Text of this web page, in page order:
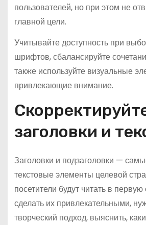
пользователей, но при этом не
главной цели.
Учитывайте доступность при
шрифтов, сбалансируйте
также используйте визуальные
привлекающие внимание.
заголовки и
Заголовки и подзаголовки —
текстовые элементы целевой
посетители будут читать в
сделать их привлекательными,
творческий подход, выяснить,